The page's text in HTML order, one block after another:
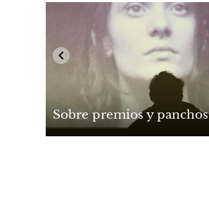
Sobre premios y panchos